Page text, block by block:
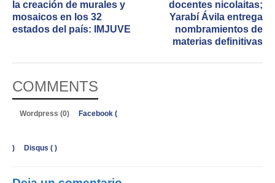
la creación de murales y
mosaicos en los 32
estados del país: IMJUVE
docentes nicolaitas;
Yarabí Ávila entrega
nombramientos de
materias definitivas
COMMENTS
Wordpress (0) Facebook (
) Disqus ( )